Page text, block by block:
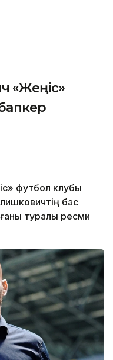
«Жеңіс»
футбол клубы
бас
туралы ресми